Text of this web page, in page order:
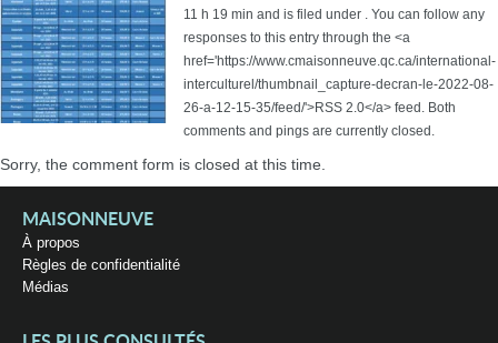
11 h 19 min and is filed under . You can follow any
responses to this entry through the <a
href='https://www.cmaisonneuve.qc.ca/international-
interculturel/thumbnail_capture-decran-le-2022-08-
26-a-12-15-35/feed/'>RSS 2.0</a> feed. Both
comments and pings are currently closed.
Sorry, the comment form is closed at this time.
MAISONNEUVE
À propos
Règles de confidentialité
Médias